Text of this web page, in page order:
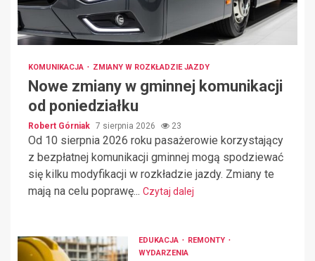
KOMUNIKACJA ZMIANY W ROZKŁADZIE JAZDY
Nowe zmiany w gminnej komunikacji
od poniedziałku
Robert Górniak 7 sierpnia 2026 23
Od 10 sierpnia 2026 roku pasażerowie korzystający
z bezpłatnej komunikacji gminnej mogą spodziewać
się kilku modyfikacji w rozkładzie jazdy. Zmiany te
mają na celu poprawę... Czytaj dalej
EDUKACJA
REMONTY
WYDARZENIA